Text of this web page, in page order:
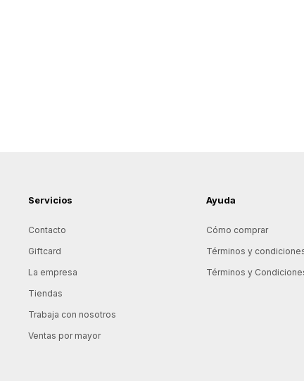
Servicios
Contacto
Giftcard
La empresa
Tiendas
Trabaja con nosotros
Ventas por mayor
Ayuda
Cómo comprar
Términos y
Términos y